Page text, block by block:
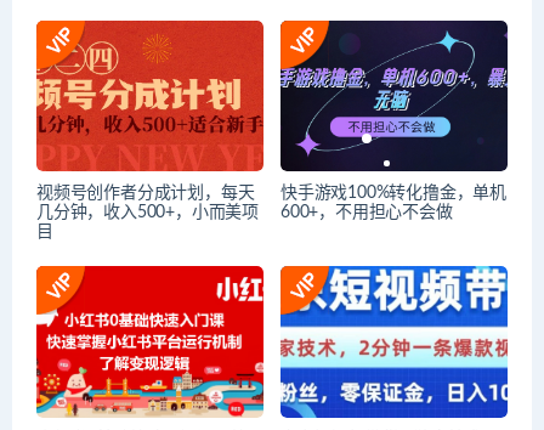
视频号创作者分成计划，每天
几分钟，收入500+，小而美项
目
快手游戏100%转化撸金，单机
600+，不用担心不会做